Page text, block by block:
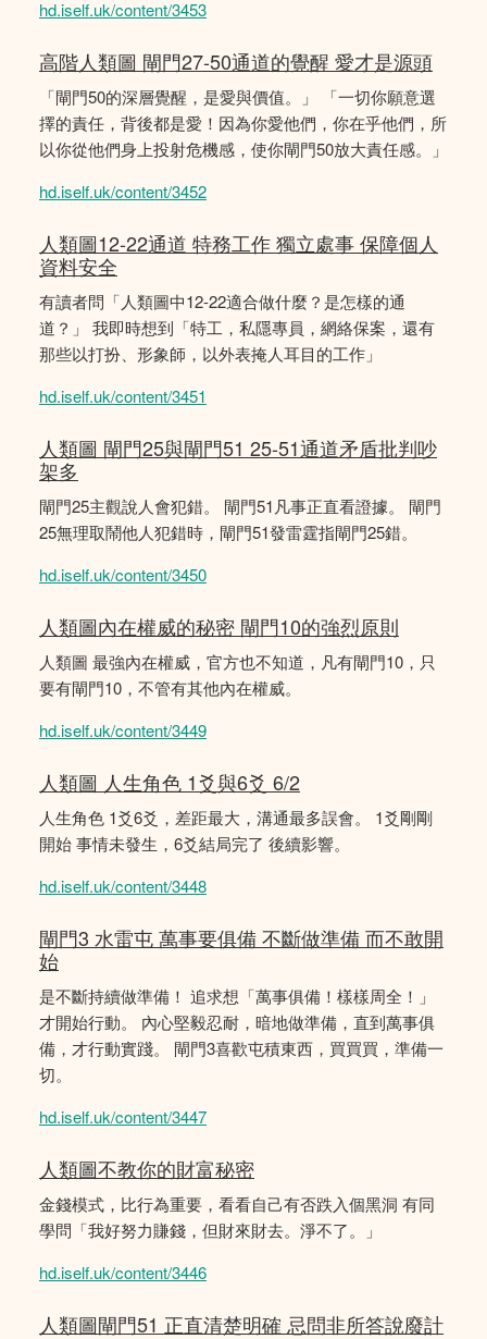
hd.iself.uk/content/3453
高階人類圖 閘門27-50通道的覺醒 愛才是源頭
「閘門50的深層覺醒，是愛與價值。」 「一切你願意選
擇的責任，背後都是愛！因為你愛他們，你在乎他們，所
以你從他們身上投射危機感，使你閘門50放大責任感。」
hd.iself.uk/content/3452
人類圖12-22通道 特務工作 獨立處事 保障個人
資料安全
有讀者問「人類圖中12-22適合做什麼？是怎樣的通
道？」 我即時想到「特工，私隱專員，網絡保案，還有
那些以打扮、形象師，以外表掩人耳目的工作」
hd.iself.uk/content/3451
人類圖 閘門25與閘門51 25-51通道矛盾批判吵
架多
閘門25主觀說人會犯錯。 閘門51凡事正直看證據。 閘門
25無理取鬧他人犯錯時，閘門51發雷霆指閘門25錯。
hd.iself.uk/content/3450
人類圖內在權威的秘密 閘門10的強烈原則
人類圖 最強內在權威，官方也不知道，凡有閘門10，只
要有閘門10，不管有其他內在權威。
hd.iself.uk/content/3449
人類圖 人生角色 1爻與6爻 6/2
人生角色 1爻6爻，差距最大，溝通最多誤會。 1爻剛剛
開始 事情未發生，6爻結局完了 後續影響。
hd.iself.uk/content/3448
閘門3 水雷屯 萬事要俱備 不斷做準備 而不敢開
始
是不斷持續做準備！ 追求想「萬事俱備！樣樣周全！」
才開始行動。 內心堅毅忍耐，暗地做準備，直到萬事俱
備，才行動實踐。 閘門3喜歡屯積東西，買買買，準備一
切。
hd.iself.uk/content/3447
人類圖不教你的財富秘密
金錢模式，比行為重要，看看自己有否跌入個黑洞 有同
學問「我好努力賺錢，但財來財去。淨不了。」
hd.iself.uk/content/3446
人類圖閘門51 正直清楚明確 忌問非所答說廢計